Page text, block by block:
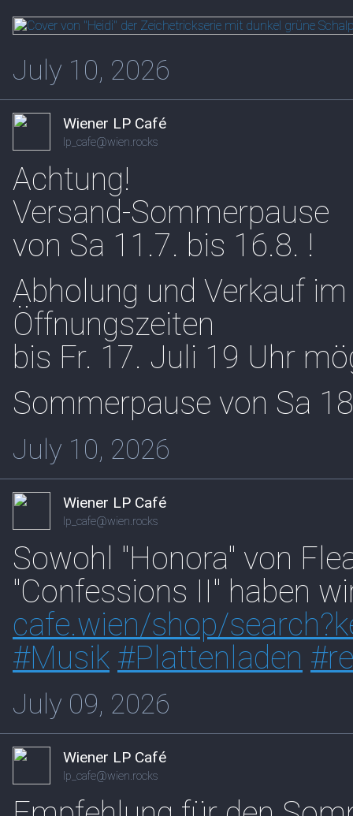
July 10, 2026
Wiener LP Café
lp_cafe@wien.rocks
Achtung!
Versand-Sommerpause
von Sa 11.7. bis 16.8. !
Abholung und Verkauf
Öffnungszeiten
bis Fr. 17. Juli 19 Uhr
Sommerpause von Sa
July 10, 2026
Wiener LP Café
lp_cafe@wien.rocks
Sowohl "Honora" von
"Confessions II" haben
cafe.wien/shop/
#Musik #Plattenladen #
July 09, 2026
Wiener LP Café
lp_cafe@wien.rocks